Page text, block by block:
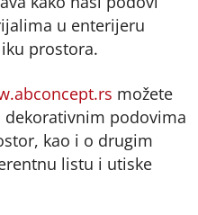
u enterijeru
prostora.
možete
podovima
kao i o drugim
listu i utiske